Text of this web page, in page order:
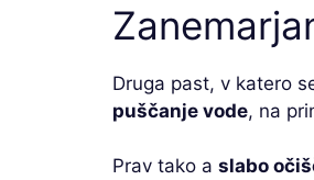
Druga past, v katero
puščanje vode, na
Prav tako a slabo